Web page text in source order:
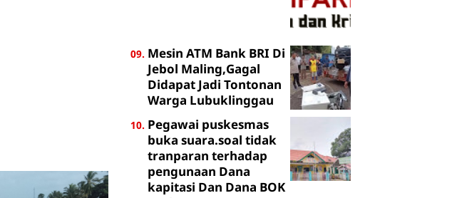
Mesin ATM Bank BRI Di
Jebol Maling,Gagal
Didapat Jadi Tontonan
Warga Lubuklinggau
Pegawai puskesmas
buka suara.soal tidak
tranparan terhadap
pengunaan Dana
kapitasi Dan Dana BOK